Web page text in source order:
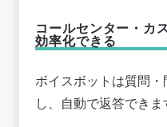
コールセンター・カ
効率化できる
ボイスボットは質問
し、自動で返答できま